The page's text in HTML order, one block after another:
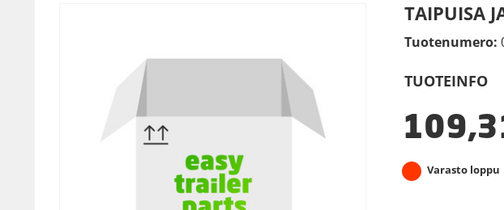
TAIPUISA
Tuotenumero:
TUOTEINFO
Varasto loppu